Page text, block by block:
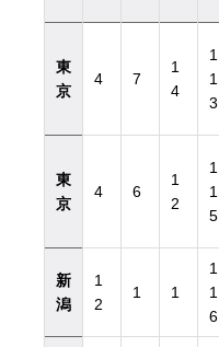
東
京
4 7
1
4
1
1
3
東
京
4 6
1
2
1
1
5
新
潟
1
2
1 1
1
1
6